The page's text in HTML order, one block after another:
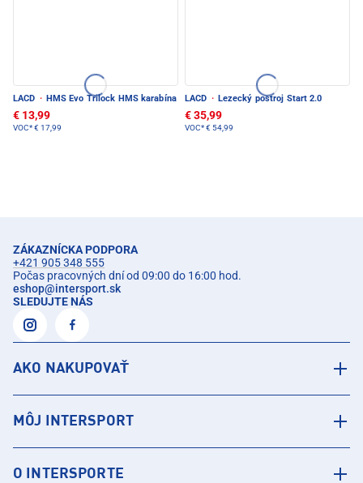
LACD · HMS Evo Trilock HMS karabína
€ 13,99
VOC*€ 17,99
LACD · Lezecký postroj Start 2.0
€ 35,99
VOC*€ 54,99
ZÁKAZNÍCKA PODPORA
+421 905 348 555
Počas pracovných dní od 09:00 do 16:00 hod.
eshop@intersport.sk
SLEDUJTE NÁS
AKO NAKUPOVAŤ
MÔJ INTERSPORT
O INTERSPORTE